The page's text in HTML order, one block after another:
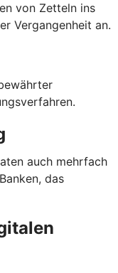
von Zetteln ins
Vergangenheit an.
auch mehrfach
das